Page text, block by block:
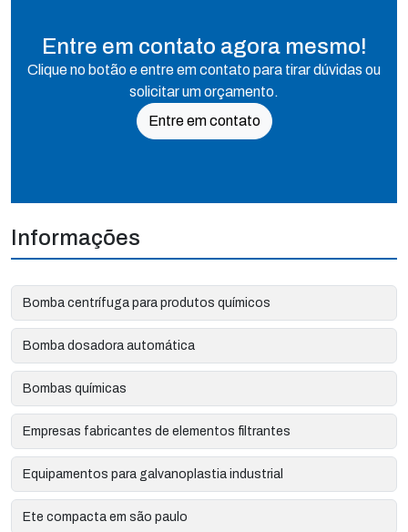
Entre em contato agora mesmo!
Clique no botão e entre em contato para tirar dúvidas ou
solicitar um orçamento.
Entre em contato
Informações
Bomba centrífuga para produtos químicos
Bomba dosadora automática
Bombas químicas
Empresas fabricantes de elementos filtrantes
Equipamentos para galvanoplastia industrial
Ete compacta em são paulo